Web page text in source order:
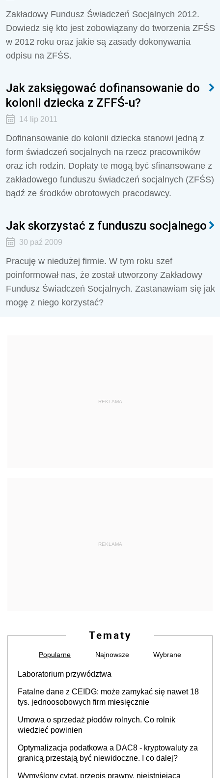
Zakładowy Fundusz Świadczeń Socjalnych 2012.
Dowiedz się kto jest zobowiązany do tworzenia ZFŚS
w 2012 roku oraz jakie są zasady dokonywania
odpisu na ZFŚS.
Jak zaksięgować dofinansowanie do
kolonii dziecka z ZFFŚ-u?
14 lip 2011
Dofinansowanie do kolonii dziecka stanowi jedną z
form świadczeń socjalnych na rzecz pracowników
oraz ich rodzin. Dopłaty te mogą być sfinansowane z
zakładowego funduszu świadczeń socjalnych (ZFŚS)
bądź ze środków obrotowych pracodawcy.
Jak skorzystać z funduszu socjalnego
30 paź 2009
Pracuję w niedużej firmie. W tym roku szef
poinformował nas, że został utworzony Zakładowy
Fundusz Świadczeń Socjalnych. Zastanawiam się jak
mogę z niego korzystać?
REKLAMA
REKLAMA
Tematy
Popularne Najnowsze Wybrane
Laboratorium przywództwa
Fatalne dane z CEIDG: może zamykać się nawet 18
tys. jednoosobowych firm miesięcznie
Umowa o sprzedaż płodów rolnych. Co rolnik
wiedzieć powinien
Optymalizacja podatkowa a DAC8 - kryptowaluty za
granicą przestają być niewidoczne. I co dalej?
Wymyślony cytat, przepis prawny, nieistniejąca